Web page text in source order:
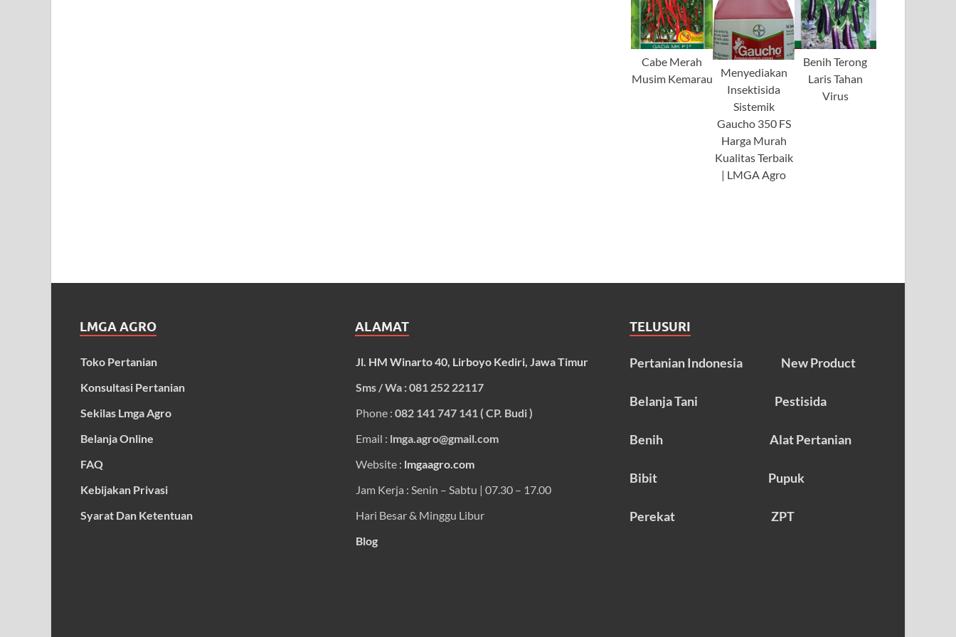
Cabe Merah
Musim Kemarau
Menyediakan
Insektisida
Sistemik
Gaucho 350 FS
Harga Murah
Kualitas Terbaik
| LMGA Agro
Benih Terong
Laris Tahan
Virus
LMGA AGRO
Toko Pertanian
Konsultasi Pertanian
Sekilas Lmga Agro
Belanja Online
FAQ
Kebijakan Privasi
Syarat Dan Ketentuan
ALAMAT
Jl. HM Winarto 40, Lirboyo Kediri, Jawa Timur
Sms / Wa : 081 252 22117
Phone : 082 141 747 141 ( CP. Budi )
Email : lmga.agro@gmail.com
Website : lmgaagro.com
Jam Kerja : Senin – Sabtu | 07.30 – 17.00
Hari Besar & Minggu Libur
Blog
TELUSURI
Pertanian Indonesia New Product
Belanja Tani Pestisida
Benih Alat Pertanian
Bibit Pupuk
Perekat ZPT